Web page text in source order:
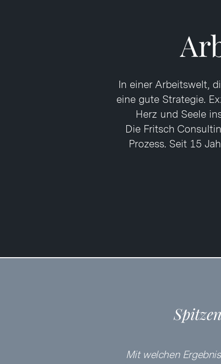
In einer Arbeitswelt,
eine gute Strategie.
Herz und Seele
Die Fritsch
Prozess. Seit 15
Mit welchen